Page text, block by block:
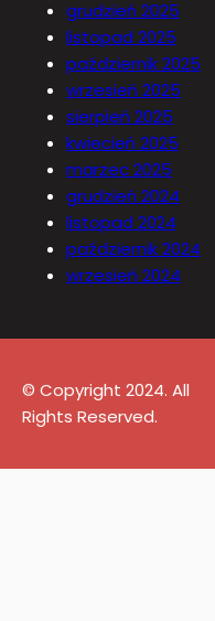
grudzień 2025
listopad 2025
październik 2025
wrzesień 2025
sierpień 2025
kwiecień 2025
marzec 2025
grudzień 2024
listopad 2024
październik 2024
wrzesień 2024
© Copyright 2024. All
Rights Reserved.